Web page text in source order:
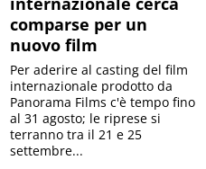
comparse per un
nuovo film
Per aderire al casting del film
internazionale prodotto da
Panorama Films c'è tempo fino
al 31 agosto; le riprese si
terranno tra il 21 e 25
settembre...